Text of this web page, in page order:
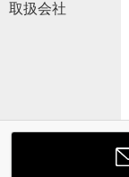
取扱会社